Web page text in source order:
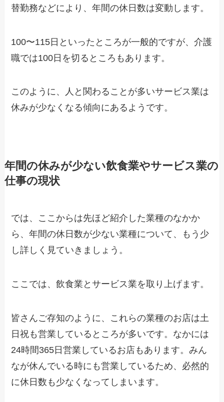
替勤務などにより、年間の休日数は変動します。
100〜115日といったところが一般的ですが、介護
職では100日を切るところもあります。
このように、人と関わることが多いサービス業は
休みが少なくなる傾向にあるようです。
年間の休みが少ない飲食業やサービス業の
仕事の現状
では、ここからは先ほど紹介した業種のなかか
ら、年間の休日数が少ない業種について、もう少
し詳しく見ていきましょう。
ここでは、飲食業とサービス業を取り上げます。
皆さんご存知のように、これらの業種のお店は土
日祝も営業しているところが多いです。なかには
24時間365日営業しているお店もあります。みん
なが休んでいる時にも営業しているため、必然的
に休日数も少なくなってしまいます。